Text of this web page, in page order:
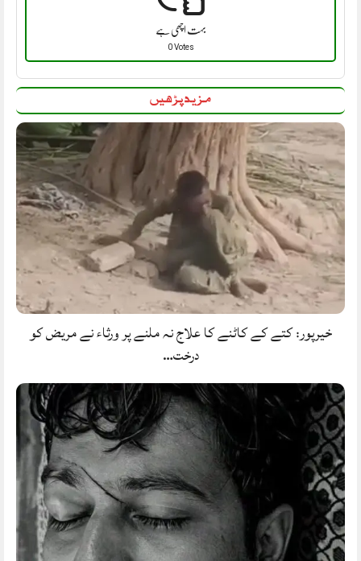
بہت اچھی ہے
0 Votes
مزید پڑھیں
خیرپور: کتے کے کاٹنے کا علاج نہ ملنے پر ورثاء نے مریض کو
درخت…